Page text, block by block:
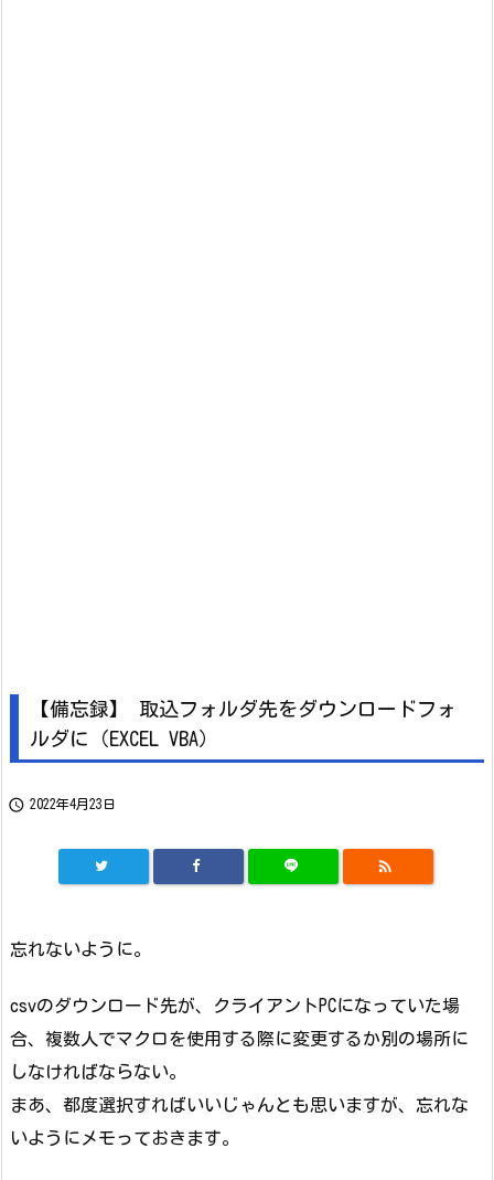
【備忘録】 取込フォルダ先をダウンロードフォ
ルダに（EXCEL VBA）
 2022年4月23日

忘れないように。
csvのダウンロード先が、クライアントPCになっていた場
合、複数人でマクロを使用する際に変更するか別の場所に
しなければならない。
まあ、都度選択すればいいじゃんとも思いますが、忘れな
いようにメモっておきます。